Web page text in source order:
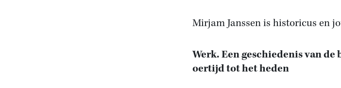
Mirjam Janssen is historicus en
Werk. Een geschiedenis van de
oertijd tot het heden